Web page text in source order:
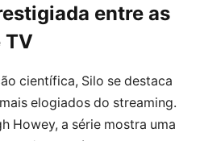
entre as
TV
científica, Silo se destaca
elogiados do streaming.
Howey, a série mostra uma